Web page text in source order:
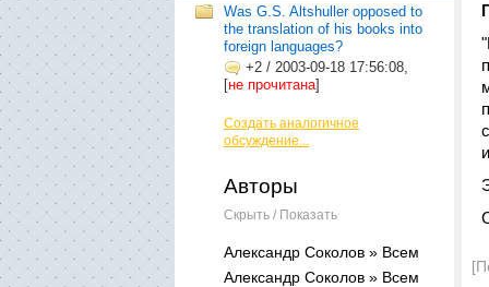
Was G.S. Altshuller opposed to
the translation of his books into
foreign languages?
+2 / 2003-09-18 17:56:08,
[не прочитана]
Создать аналогичное
обсуждение...
Авторы
Скрыть / Показать
Александр Соколов » Всем
Александр Соколов » Всем